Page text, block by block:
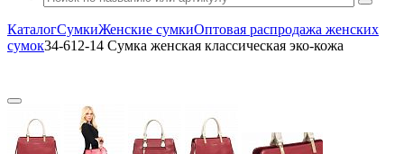
КаталогСумкиЖенские сумкиОптовая распродажа женских
сумок34-612-14 Сумка женская классическая эко-кожа